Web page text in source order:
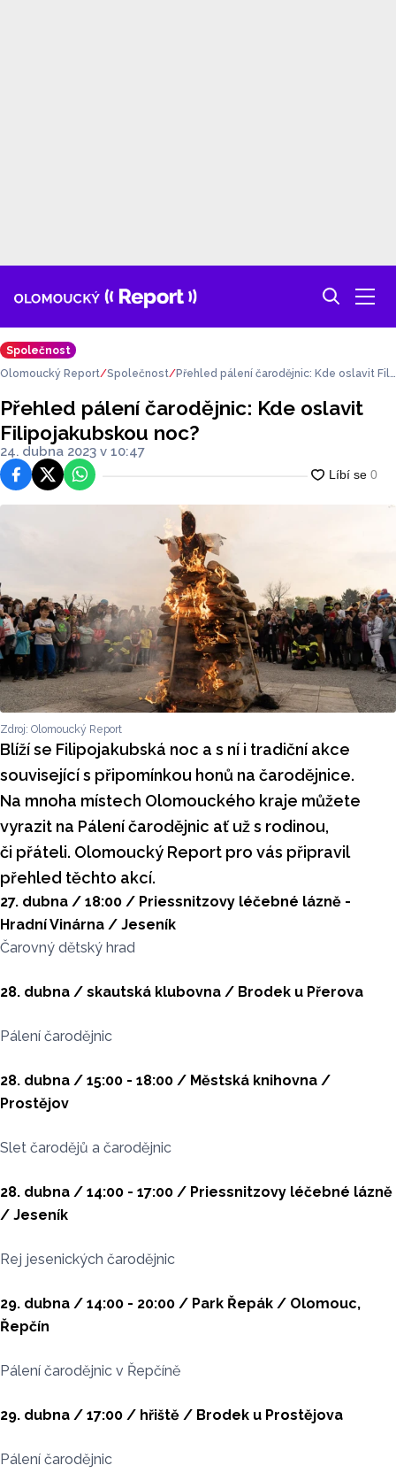
Společnost
Olomoucký Report Společnost
Přehled pálení čarodějnic: Kde oslavit Fili
Přehled pálení čarodějnic: Kde oslavit
Filipojakubskou noc?
24. dubna 2023 v 10:47
FacebookPlatforma X
WhatsApp
Zdroj: Olomoucký Report
Blíží se Filipojakubská noc a s ní i tradiční akce
související s připomínkou honů na čarodějnice.
Na mnoha místech Olomouckého kraje můžete
vyrazit na Pálení čarodějnic ať už s rodinou,
či přáteli. Olomoucký Report pro vás připravil
přehled těchto akcí.
27. dubna / 18:00 / Priessnitzovy léčebné lázně -
Hradní Vinárna / Jeseník
Čarovný dětský hrad
28. dubna / skautská klubovna / Brodek u Přerova
Pálení čarodějnic
28. dubna / 15:00 - 18:00 / Městská knihovna /
Prostějov
Slet čarodějů a čarodějnic
28. dubna / 14:00 - 17:00 / Priessnitzovy léčebné lázně
/ Jeseník
Rej jesenických čarodějnic
29. dubna / 14:00 - 20:00 / Park Řepák / Olomouc,
Řepčín
Pálení čarodějnic v Řepčíně
29. dubna / 17:00 / hřiště / Brodek u Prostějova
Pálení čarodějnic